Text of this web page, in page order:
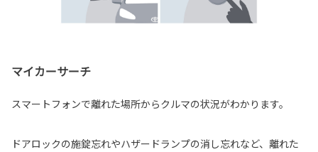
マイカーサーチ
スマートフォンで離れた場所からクルマの状況がわかります。
ドアロックの施錠忘れやハザードランプの消し忘れなど、離れた